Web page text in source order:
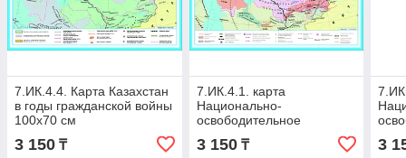
7.ИК.4.4. Карта Казахстан
в годы гражданской войны
100х70 см
3 150 ₸
7.ИК.4.1. карта
Национально-
освободительное
движение в 1916 г.,
100х70 см (фотобумага)
3 150₸ 3